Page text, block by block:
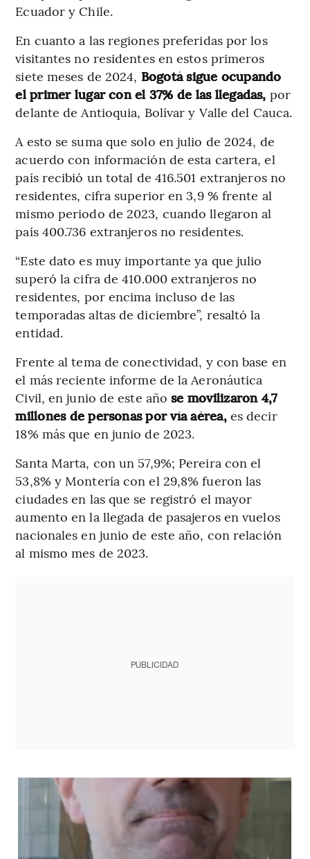
Ecuador y Chile.
En cuanto a las regiones preferidas por los
visitantes no residentes en estos primeros
siete meses de 2024, Bogotá sigue ocupando
el primer lugar con el 37% de las llegadas, por
delante de Antioquia, Bolívar y Valle del Cauca.
A esto se suma que solo en julio de 2024, de
acuerdo con información de esta cartera, el
país recibió un total de 416.501 extranjeros no
residentes, cifra superior en 3,9 % frente al
mismo periodo de 2023, cuando llegaron al
país 400.736 extranjeros no residentes.
“Este dato es muy importante ya que julio
superó la cifra de 410.000 extranjeros no
residentes, por encima incluso de las
temporadas altas de diciembre”, resaltó la
entidad.
Frente al tema de conectividad, y con base en
el más reciente informe de la Aeronáutica
Civil, en junio de este añose movilizaron 4,7
millones de personas por vía aérea,es decir
18% más que en junio de 2023.
Santa Marta, con un 57,9%; Pereira con el
53,8% y Montería con el 29,8% fueron las
ciudades en las que se registró el mayor
aumento en la llegada de pasajeros en vuelos
nacionales en junio de este año, con relación
al mismo mes de 2023.
PUBLICIDAD